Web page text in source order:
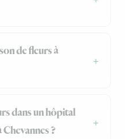
de fleurs à
dans un hôpital
?